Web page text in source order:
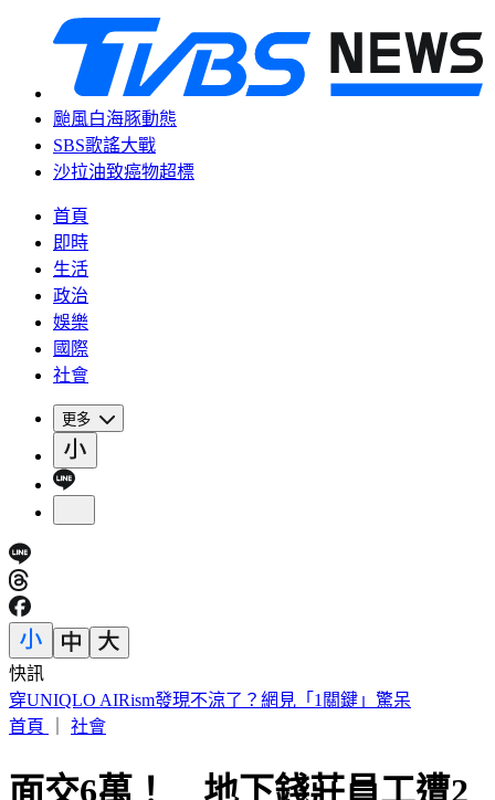
颱風白海豚動態
SBS歌謠大戰
沙拉油致癌物超標
首頁
即時
生活
政治
娛樂
國際
社會
更多
快訊
車禍後頭痛數月找嘸病因！吃止痛藥也沒用 醫揪這部位出問
題